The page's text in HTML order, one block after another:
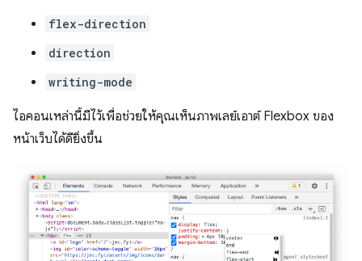
flex-direction
direction
writing-mode
ไอคอนเหล่านี้มีไว้เพื่อช่วยให้คุณเห็นภาพเลย์เอาต์ Flexbox ของ
หน้าเว็บได้ดียิ่งขึ้น